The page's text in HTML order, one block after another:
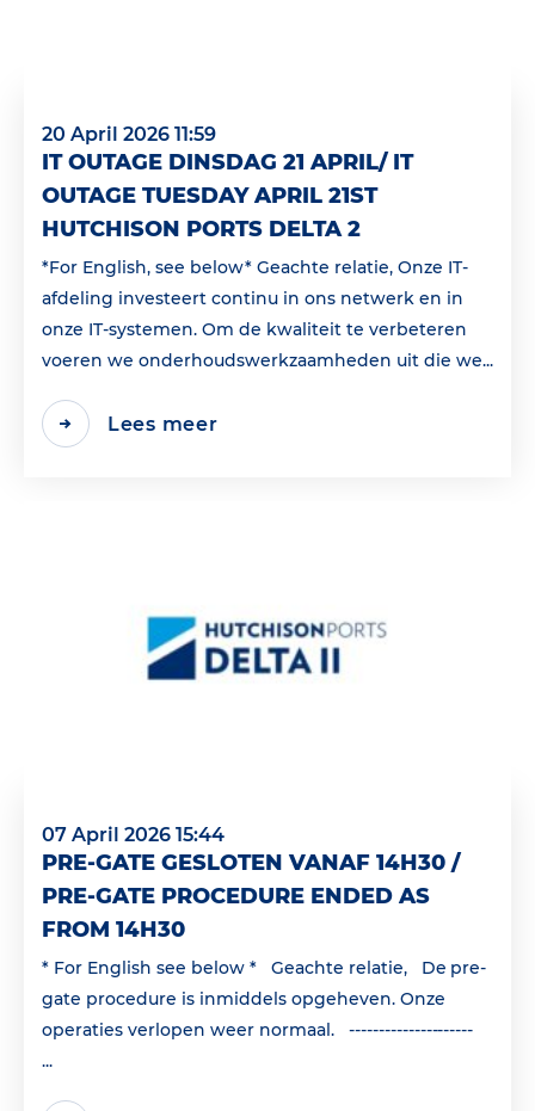
20 April 2026 11:59
IT OUTAGE DINSDAG 21 APRIL/ IT
OUTAGE TUESDAY APRIL 21ST
HUTCHISON PORTS DELTA 2
*For English, see below* Geachte relatie, Onze IT-
afdeling investeert continu in ons netwerk en in
onze IT-systemen. Om de kwaliteit te verbeteren
voeren we onderhoudswerkzaamheden uit die we...
Lees meer
07 April 2026 15:44
PRE-GATE GESLOTEN VANAF 14H30 /
PRE-GATE PROCEDURE ENDED AS
FROM 14H30
* For English see below * Geachte relatie, De pre-
gate procedure is inmiddels opgeheven. Onze
operaties verlopen weer normaal. ---------------------
...